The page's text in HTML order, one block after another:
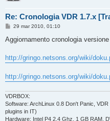
Re: Cronologia VDR 1.7.x
M
s
s
g
g
o
29 mar 2010, 01:10
Aggiornamento cronologia
http://gringo.netsons.org/wiki/
http://gringo.netsons.org/wiki/
VDRBOX:
Software: ArchLinux 0.8 Don't Panic,
plugins in IT)
Hardware: Intel P4 2,4 Ghz, 1 GB RAM,